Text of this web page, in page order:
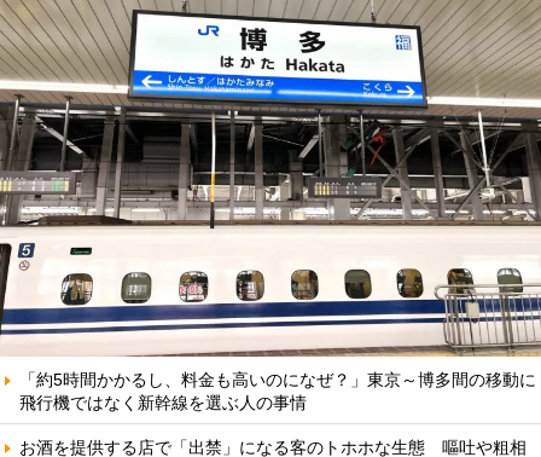
「約5時間かかるし、料金も高いのになぜ？」東京～博多間の移動に
飛行機ではなく新幹線を選ぶ人の事情
お酒を提供する店で「出禁」になる客のトホホな生態 嘔吐や粗相